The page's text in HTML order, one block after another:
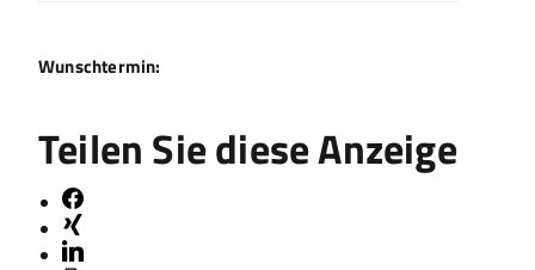
Wunschtermin:
Teilen Sie diese Anzeige